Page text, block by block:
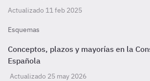
Actualizado 11 feb 2025
Esquemas
Conceptos, plazos y mayorías en la
Española
Actualizado 25 may 2026